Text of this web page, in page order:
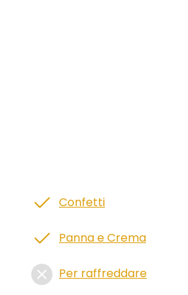
Confetti
Panna e Crema
Per raffreddare